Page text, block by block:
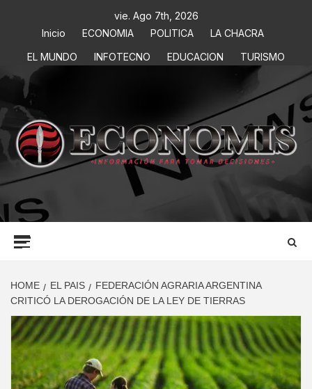
vie. Ago 7th, 2026
Inicio
ECONOMIA POLITICA
LA CHACRA
EL MUNDO
INFOTECNO EDUCACION TURISMO
ECONOMIS
INFORMACIÓN PARA TOMAR DECISIONES
HOME EL PAIS
FEDERACIÓN AGRARIA ARGENTINA
CRITICÓ LA DEROGACIÓN DE LA LEY DE TIERRAS